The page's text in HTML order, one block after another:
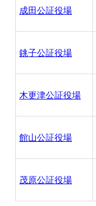
成田公証役場
銚子公証役場
木更津公証役場
館山公証役場
茂原公証役場